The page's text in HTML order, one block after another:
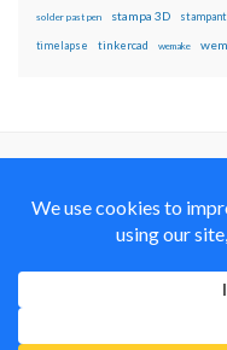
solder past pen stampa 3D
timelapse tinkercad wemake
con Licenza
Creative
Alike 4.0 International
© 2012-2018 Mauro Alfieri